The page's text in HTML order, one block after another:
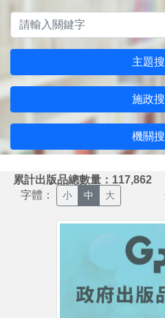
主題
施政
機關
累計出版品總數量：117,862
字體： 小 中 大